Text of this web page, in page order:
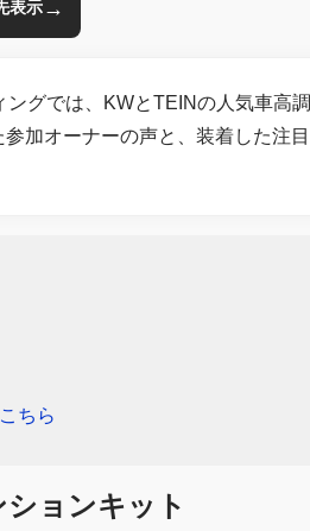
表示→
グでは、KWとTEINの人気車高調
加オーナーの声と、装着した注目
ちら
ョンキット